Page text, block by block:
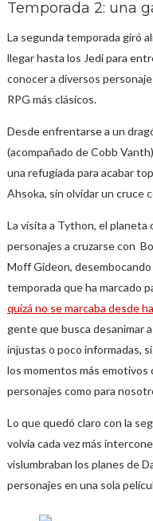
Temporada 2: una
La segunda temporada giró
llegar hasta los Jedi para
conocer a diversos
RPG más clásicos.
Desde enfrentarse a un
(acompañado de Cobb
una refugiada para acabar
Ahsoka, sin olvidar un cruce
La visita a Tython, el planeta
personajes a cruzarse con
Moff Gideon,
temporada que ha marcado
quizá no se marcaba desde
gente que busca desanimar
injustas o poco informadas,
los momentos más emotivos
personajes como para
Lo que quedó claro con la
volvía cada vez más
vislumbraban los planes de
personajes en una sola